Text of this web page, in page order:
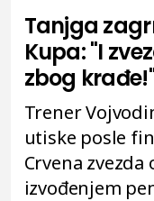
Tanjga
Kupa: "I
zbog
Trener
utiske posle
Crvena
izvođenjem